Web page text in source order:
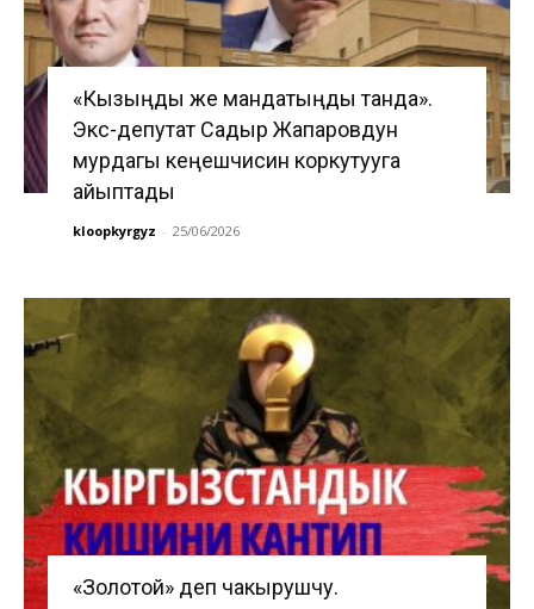
«Кызыңды же мандатыңды танда».
Экс-депутат Садыр Жапаровдун
мурдагы кеңешчисин коркутууга
айыптады
kloopkyrgyz - 25/06/2026
«Золотой» деп чакырушчу.